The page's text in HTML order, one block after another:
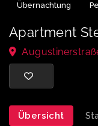
Apartment
Übersicht